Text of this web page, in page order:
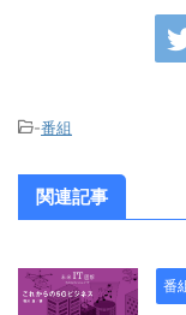
-番組
関連記事
番